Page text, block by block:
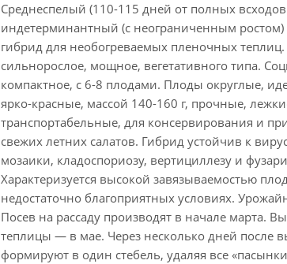
Среднеспелый (110-115 дней от полных
индетерминантный (с неограниченным
гибрид для необогреваемых пленочных теплиц.
сильнорослое, мощное, вегетативного типа.
компактное, с 6-8 плодами. Плоды округлые,
ярко-красные, массой 140-160 г, прочные,
транспортабельные, для консервирования и
свежих летних салатов. Гибрид устойчив к
мозаики, кладоспориозу, вертициллезу и
Характеризуется высокой завязываемостью
недостаточно благоприятных условиях.
Посев на рассаду производят в начале марта.
теплицы — в мае. Через несколько дней после
формируют в один стебель, удаляя все